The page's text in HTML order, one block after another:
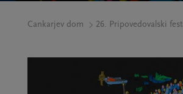
Cankarjev dom 26. Pripovedovalski